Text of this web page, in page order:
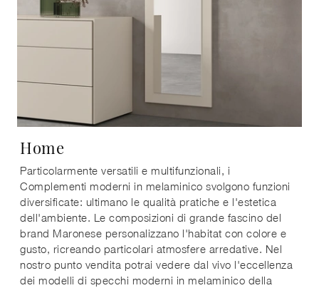
Home
Particolarmente versatili e multifunzionali, i
Complementi moderni in melaminico svolgono funzioni
diversificate: ultimano le qualità pratiche e l'estetica
dell'ambiente. Le composizioni di grande fascino del
brand Maronese personalizzano l'habitat con colore e
gusto, ricreando particolari atmosfere arredative. Nel
nostro punto vendita potrai vedere dal vivo l'eccellenza
dei modelli di specchi moderni in melaminico della